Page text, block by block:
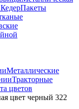
КедерПакеты
Металлические
Тракторные
цветов
цвет черный 322